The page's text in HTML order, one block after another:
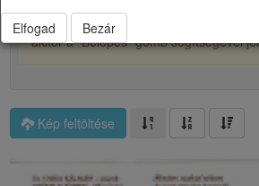
a tartalmukat. Ha szeretnéd teljes
akkor a "Belépés" gomb segítségével
Kép feltöltése
Elfogad Bezár